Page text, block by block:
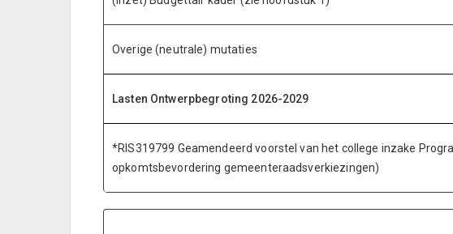
Overige (neutrale) mutaties
Lasten Ontwerpbegroting 2026-2029
*RIS319799 Geamendeerd voorstel van het college inzake
opkomtsbevordering gemeenteraadsverkiezingen)